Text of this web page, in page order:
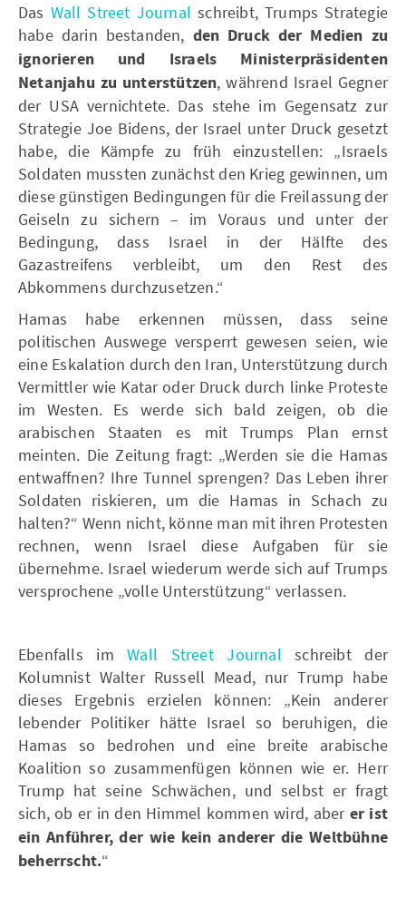
Das Wall Street Journal schreibt, Trumps Strategie
habe darin bestanden, den Druck der Medien zu
ignorieren und Israels Ministerpräsidenten
Netanjahu zu unterstützen, während Israel Gegner
der USA vernichtete. Das stehe im Gegensatz zur
Strategie Joe Bidens, der Israel unter Druck gesetzt
habe, die Kämpfe zu früh einzustellen: „Israels
Soldaten mussten zunächst den Krieg gewinnen, um
diese günstigen Bedingungen für die Freilassung der
Geiseln zu sichern – im Voraus und unter der
Bedingung, dass Israel in der Hälfte des
Gazastreifens verbleibt, um den Rest des
Abkommens durchzusetzen.“
Hamas habe erkennen müssen, dass seine
politischen Auswege versperrt gewesen seien, wie
eine Eskalation durch den Iran, Unterstützung durch
Vermittler wie Katar oder Druck durch linke Proteste
im Westen. Es werde sich bald zeigen, ob die
arabischen Staaten es mit Trumps Plan ernst
meinten. Die Zeitung fragt: „Werden sie die Hamas
entwaffnen? Ihre Tunnel sprengen? Das Leben ihrer
Soldaten riskieren, um die Hamas in Schach zu
halten?“ Wenn nicht, könne man mit ihren Protesten
rechnen, wenn Israel diese Aufgaben für sie
übernehme. Israel wiederum werde sich auf Trumps
versprochene „volle Unterstützung“ verlassen.
Ebenfalls imWall Street Journal schreibt der
Kolumnist Walter Russell Mead, nur Trump habe
dieses Ergebnis erzielen können: „Kein anderer
lebender Politiker hätte Israel so beruhigen, die
Hamas so bedrohen und eine breite arabische
Koalition so zusammenfügen können wie er. Herr
Trump hat seine Schwächen, und selbst er fragt
sich, ob er in den Himmel kommen wird, aber er ist
ein Anführer, der wie kein anderer die Weltbühne
beherrscht.“